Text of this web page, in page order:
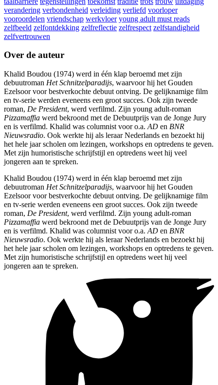
verandering verbondenheid verleiding verliefd voorloper
vooroordelen vriendschap werkvloer young adult must reads
zelfbeeld zelfontdekking zelfreflectie zelfrespect zelfstandigheid
zelfvertrouwen
Over de auteur
Khalid Boudou (1974) werd in één klap beroemd met zijn
debuutroman Het Schnitzelparadijs, waarvoor hij het Gouden
Ezelsoor voor bestverkochte debuut ontving. De gelijknamige film
en tv-serie werden eveneens een groot succes. Ook zijn tweede
roman, De President, werd verfilmd. Zijn young adult-roman
Pizzamaffia werd bekroond met de Debuutprijs van de Jonge Jury
en is verfilmd. Khalid was columnist voor o.a. AD en BNR
Nieuwsradio. Ook werkte hij als leraar Nederlands en bezoekt hij
het hele jaar scholen om lezingen, workshops en optredens te geven.
Met zijn humoristische schrijfstijl en optredens weet hij veel
jongeren aan te spreken.
Khalid Boudou (1974) werd in één klap beroemd met zijn
debuutroman Het Schnitzelparadijs, waarvoor hij het Gouden
Ezelsoor voor bestverkochte debuut ontving. De gelijknamige film
en tv-serie werden eveneens een groot succes. Ook zijn tweede
roman, De President, werd verfilmd. Zijn young adult-roman
Pizzamaffia werd bekroond met de Debuutprijs van de Jonge Jury
en is verfilmd. Khalid was columnist voor o.a. AD en BNR
Nieuwsradio. Ook werkte hij als leraar Nederlands en bezoekt hij
het hele jaar scholen om lezingen, workshops en optredens te geven.
Met zijn humoristische schrijfstijl en optredens weet hij veel
jongeren aan te spreken.